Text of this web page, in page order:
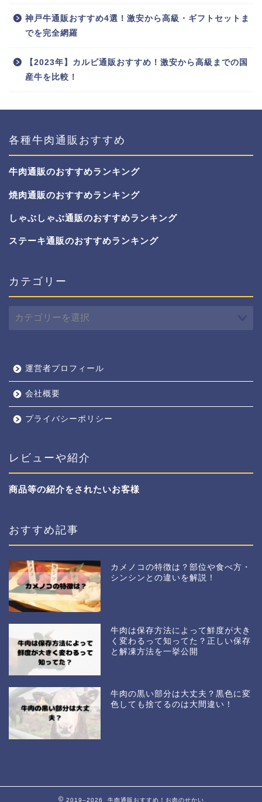
神戸牛通販おすすめ4選！激安から高級・ギフトセットま
でを完全網羅
【2023年】カルビ通販おすすめ！激安から高級までの国
産牛を比較！
各種牛肉通販おすすめ
牛肉通販のおすすめランキング
焼肉通販のおすすめランキング
しゃぶしゃぶ通販のおすすめランキング
ステーキ通販のおすすめランキング
カテゴリー
テ
運営者プロフィール
会社概要
プライバシーポリシー
レビューや紹介
商品等の紹介をされたいお客様
おすすめ記事
カメノコの特徴は？部位や食べ方・
シンシンとの違いを解説！
牛肉は保存方法によって鮮度が大き
く変わるって知ってた？正しい保存
と解凍方法を一挙公開
牛肉の黒い部分は大丈夫？黒色に変
色しても捨てるのは大間違い！
2019–2026 牛肉通販おすすめ！お肉のせかい